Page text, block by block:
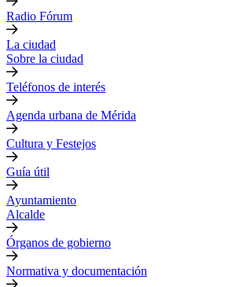
Radio Fórum
La ciudad
Sobre la ciudad
Teléfonos de interés
Agenda urbana de Mérida
Cultura y Festejos
Guía útil
Ayuntamiento
Alcalde
Órganos de gobierno
Normativa y documentación